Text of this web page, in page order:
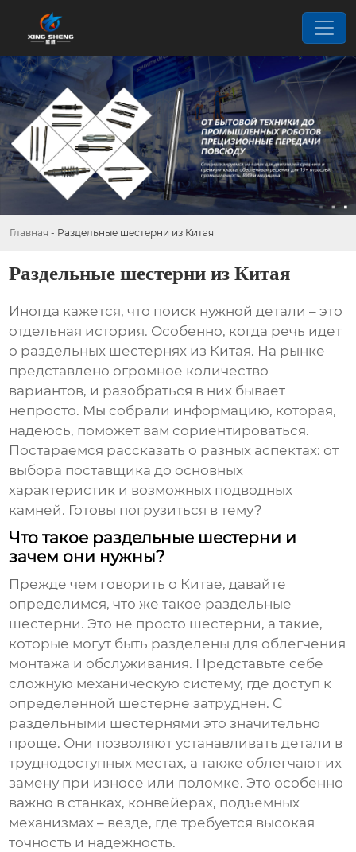
Главная - Раздельные шестерни из Китая
Раздельные шестерни из Китая
Иногда кажется, что поиск нужной детали – это
отдельная история. Особенно, когда речь идет
о раздельных шестернях из Китая. На рынке
представлено огромное количество
вариантов, и разобраться в них бывает
непросто. Мы собрали информацию, которая,
надеюсь, поможет вам сориентироваться.
Постараемся рассказать о разных аспектах: от
выбора поставщика до основных
характеристик и возможных подводных
камней. Готовы погрузиться в тему?
Что такое раздельные шестерни и
зачем они нужны?
Прежде чем говорить о Китае, давайте
определимся, что же такое раздельные
шестерни. Это не просто шестерни, а такие,
которые могут быть разделены для облегчения
монтажа и обслуживания. Представьте себе
сложную механическую систему, где доступ к
определенной шестерне затруднен. С
раздельными шестернями это значительно
проще. Они позволяют устанавливать детали в
труднодоступных местах, а также облегчают их
замену при износе или поломке. Это особенно
важно в станках, конвейерах, подъемных
механизмах – везде, где требуется высокая
точность и надежность.